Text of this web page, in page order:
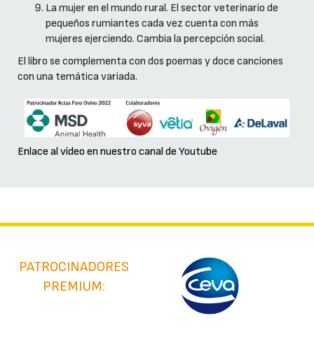
La mujer en el mundo rural. El sector veterinario de
pequeños rumiantes cada vez cuenta con más
mujeres ejerciendo. Cambia la percepción social.
El libro se complementa con dos poemas y doce canciones
con una temática variada.
Enlace al vídeo en nuestro canal de Youtube
PATROCINADORES
PREMIUM: